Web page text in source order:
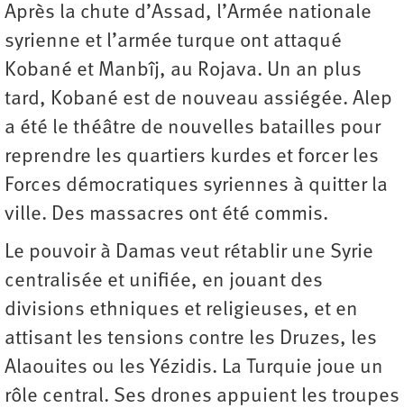
Après la chute d’Assad, l’Armée nationale
syrienne et l’armée turque ont attaqué
Kobané et Manbîj, au Rojava. Un an plus
tard, Kobané est de nouveau assiégée. Alep
a été le théâtre de nouvelles batailles pour
reprendre les quartiers kurdes et forcer les
Forces démocratiques syriennes à quitter la
ville. Des massacres ont été commis.
Le pouvoir à Damas veut rétablir une Syrie
centralisée et unifiée, en jouant des
divisions ethniques et religieuses, et en
attisant les tensions contre les Druzes, les
Alaouites ou les Yézidis. La Turquie joue un
rôle central. Ses drones appuient les troupes